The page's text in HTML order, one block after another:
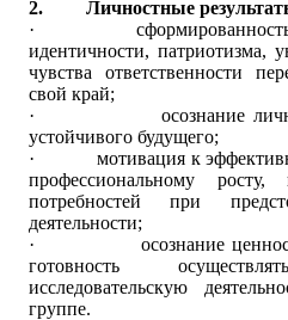
2.
Личностные
·
идентичности, патриотизма,
чувства ответственности
свой край;
·
осознание
устойчивого будущего;
·
мотивация к
профессиональному
потребностей при
деятельности;
·
осознание
готовность
исследовательскую
группе.